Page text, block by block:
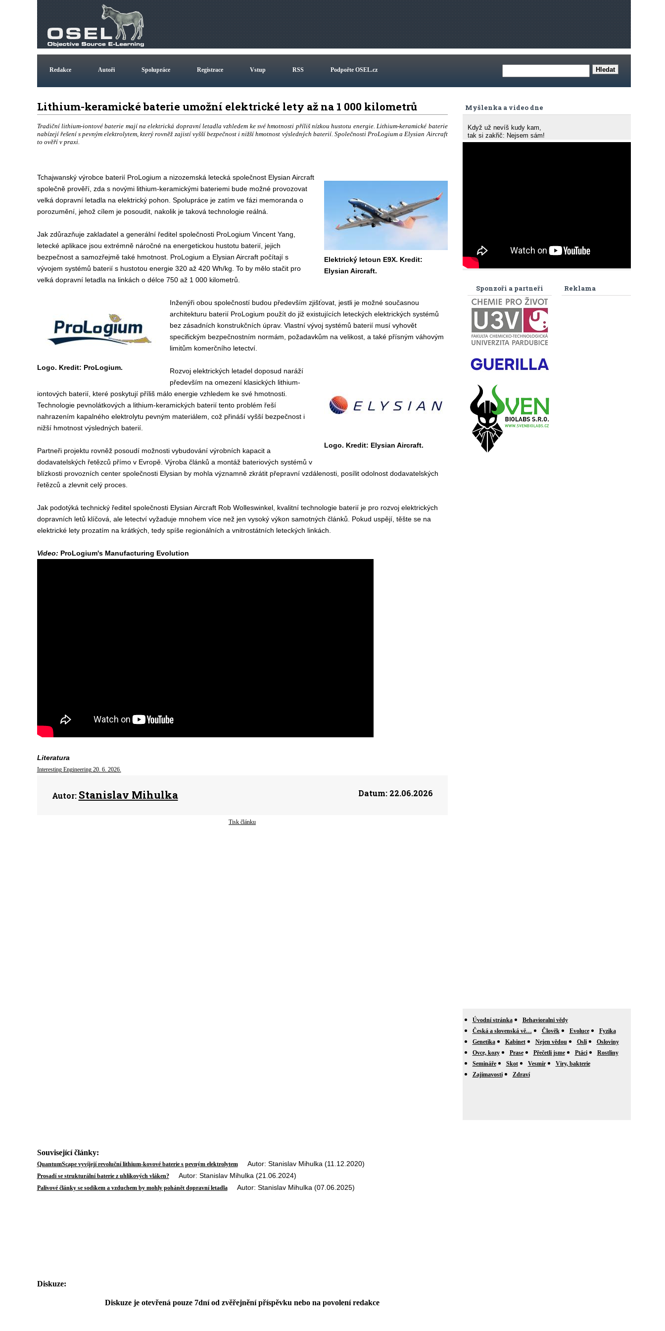
Redakce Autoři Spolupráce Registrace Vstup RSS Podpořte OSEL.cz
Lithium-keramické baterie umožní elektrické lety až na 1 000 kilometrů
Tradiční lithium-iontové baterie mají na elektrická dopravní letadla vzhledem ke své hmotnosti příliš nízkou hustotu energie. Lithium-keramické baterie
nabízejí řešení s pevným elektrolytem, který rovněž zajistí vyšší bezpečnost i nižší hmotnost výsledných baterií. Společnosti ProLogium a Elysian Aircraft
to ověří v praxi.
Elektrický letoun E9X. Kredit:
Elysian Aircraft.
Tchajwanský výrobce baterií ProLogium a nizozemská letecká společnost Elysian Aircraft
společně prověří, zda s novými lithium-keramickými bateriemi bude možné provozovat
velká dopravní letadla na elektrický pohon. Spolupráce je zatím ve fázi memoranda o
porozumění, jehož cílem je posoudit, nakolik je taková technologie reálná.
Jak zdůrazňuje zakladatel a generální ředitel společnosti ProLogium Vincent Yang,
letecké aplikace jsou extrémně náročné na energetickou hustotu baterií, jejich
bezpečnost a samozřejmě také hmotnost. ProLogium a Elysian Aircraft počítají s
vývojem systémů baterií s hustotou energie 320 až 420 Wh/kg. To by mělo stačit pro
velká dopravní letadla na linkách o délce 750 až 1 000 kilometrů.
Logo. Kredit: ProLogium.
Inženýři obou společností budou především zjišťovat, jestli je možné současnou
architekturu baterií ProLogium použít do již existujících leteckých elektrických systémů
bez zásadních konstrukčních úprav. Vlastní vývoj systémů baterií musí vyhovět
specifickým bezpečnostním normám, požadavkům na velikost, a také přísným váhovým
limitům komerčního letectví.
Logo. Kredit: Elysian Aircraft.
Rozvoj elektrických letadel doposud naráží
především na omezení klasických lithium-
iontových baterií, které poskytují příliš málo energie vzhledem ke své hmotnosti.
Technologie pevnolátkových a lithium-keramických baterií tento problém řeší
nahrazením kapalného elektrolytu pevným materiálem, což přináší vyšší bezpečnost i
nižší hmotnost výsledných baterií.
Partneři projektu rovněž posoudí možnosti vybudování výrobních kapacit a
dodavatelských řetězců přímo v Evropě. Výroba článků a montáž bateriových systémů v
blízkosti provozních center společnosti Elysian by mohla významně zkrátit přepravní vzdálenosti, posílit odolnost dodavatelských
řetězců a zlevnit celý proces.
Jak podotýká technický ředitel společnosti Elysian Aircraft Rob Wolleswinkel, kvalitní technologie baterií je pro rozvoj elektrických
dopravních letů klíčová, ale letectví vyžaduje mnohem více než jen vysoký výkon samotných článků. Pokud uspějí, těšte se na
elektrické lety prozatím na krátkých, tedy spíše regionálních a vnitrostátních leteckých linkách.
Video: ProLogium's Manufacturing Evolution
Literatura
Interesting Engineering 20. 6. 2026.
Autor: Stanislav Mihulka Datum:22.06.2026
Tisk článku
Související články:
QuantumScape vyvíjejí revoluční lithium-kovové baterie s pevným elektrolytemAutor: Stanislav Mihulka (11.12.2020)
Prosadí se strukturální baterie z uhlíkových vláken?Autor: Stanislav Mihulka (21.06.2024)
Palivové články se sodíkem a vzduchem by mohly pohánět dopravní letadlaAutor: Stanislav Mihulka (07.06.2025)
Diskuze:
Diskuze je otevřená pouze 7dní od zvěřejnění příspěvku nebo na povolení redakce
Myšlenka a video dne
Když už nevíš kudy kam,
tak si zakřič: Nejsem sám!
Reklama
Sponzoři a partneři
Úvodní stránka
Behavioralni vědy
Česká a slovenská vě…
Člověk Evoluce
Fyzika
Genetika
Kabinet Nejen vědou Osli
Osloviny
Ovce, kozy
Prase Přečetli jsme Ptáci
Rostliny
Semináře
Skot Vesmír
Viry, bakterie
Zajímavosti
Zdraví